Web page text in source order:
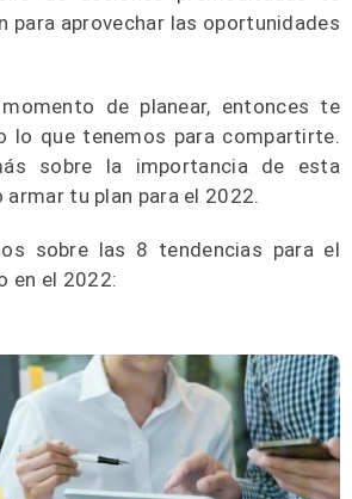
para aprovechar las oportunidades
de planear, entonces te
lo que tenemos para compartirte.
sobre la importancia de esta
armar tu plan para el 2022.
sobre las 8 tendencias para el
en el 2022: